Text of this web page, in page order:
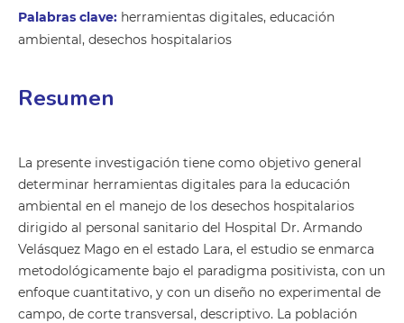
Palabras clave: herramientas digitales, educación
ambiental, desechos hospitalarios
Resumen
La presente investigación tiene como objetivo general
determinar herramientas digitales para la educación
ambiental en el manejo de los desechos hospitalarios
dirigido al personal sanitario del Hospital Dr. Armando
Velásquez Mago en el estado Lara, el estudio se enmarca
metodológicamente bajo el paradigma positivista, con un
enfoque cuantitativo, y con un diseño no experimental de
campo, de corte transversal, descriptivo. La población